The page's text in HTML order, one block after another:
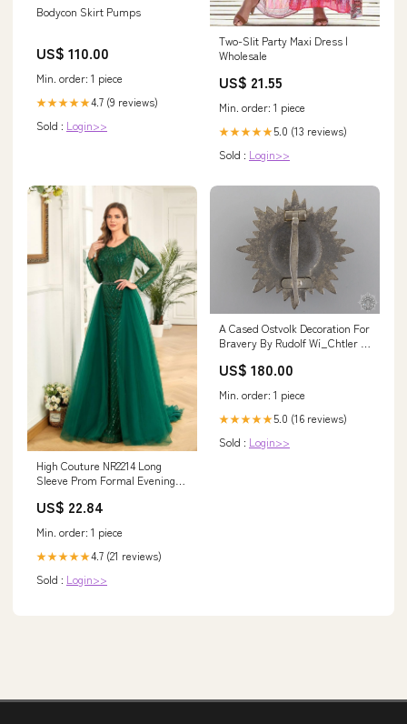
Bodycon Skirt Pumps
US$ 110.00
Min. order: 1 piece
★★★★★4.7 (9 reviews)
Sold : Login>>
Two-Slit Party Maxi Dress |
Wholesale
US$ 21.55
Min. order: 1 piece
★★★★★5.0 (13 reviews)
Sold : Login>>
High Couture NR2214 Long
Sleeve Prom Formal Evening
US$ 22.84
Min. order: 1 piece
★★★★★4.7 (21 reviews)
Sold : Login>>
A Cased Ostvolk Decoration For
Bravery By Rudolf W¡_Chtler &
US$ 180.00
Min. order: 1 piece
★★★★★5.0 (16 reviews)
Sold : Login>>